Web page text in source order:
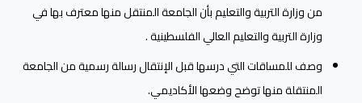
من وزارة التربية والتعليم بأن الجامعة المنتقل منها معترف بها في
وزارة التربية والتعليم العالي الفلسطينية .
⁠وصف للمساقات التي درسها قبل الإنتقال رسالة رسمية من الجامعة
المنتقلة منها توضح وضعها الأكاديمي.